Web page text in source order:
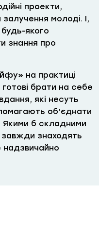
проекти,
молоді. І,
якого
знання про
на практиці
брати на себе
які несуть
об’єднати
Якими б складними
знаходять
надзвичайно